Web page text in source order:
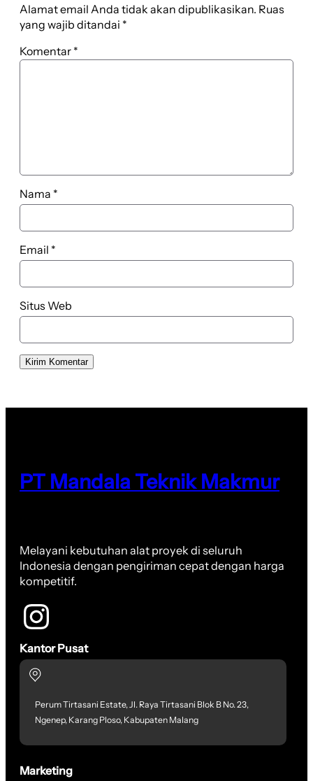
Alamat email Anda tidak akan dipublikasikan. Ruas
yang wajib ditandai *
Komentar *
Nama *
Email *
Situs Web
PT Mandala Teknik Makmur
Melayani kebutuhan alat proyek di seluruh
Indonesia dengan pengiriman cepat dengan harga
kompetitif.
Kantor Pusat
Perum Tirtasani Estate, Jl. Raya Tirtasani Blok B No. 23,
Ngenep, Karang Ploso, Kabupaten Malang
Marketing